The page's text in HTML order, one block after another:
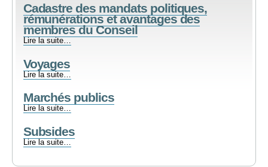
Cadastre des mandats politiques,
rémunérations et avantages des
membres du Conseil
Cadastre
mandats
politiques,
et
avantages
des
membres
du
Conseil
Lire la suite…
Voyages
Voyages
Lire la suite…
Marchés publics
Marchés
-
Lire la suite…
Subsides
Subsides
Lire la suite…